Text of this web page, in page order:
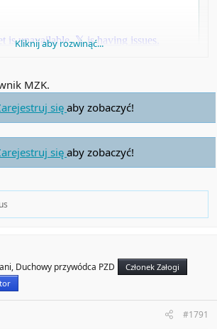
Kliknij aby rozwinąć...
MZK.
sięaby zobaczyć!
sięaby zobaczyć!
Duchowy przywódca PZD
Członek Załogi
#1791